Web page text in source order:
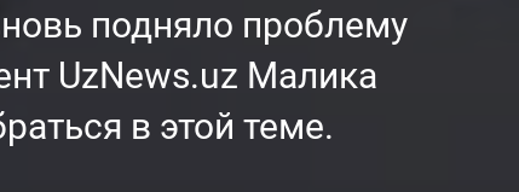
подняло проблему
UzNews.uz Малика
в этой теме.